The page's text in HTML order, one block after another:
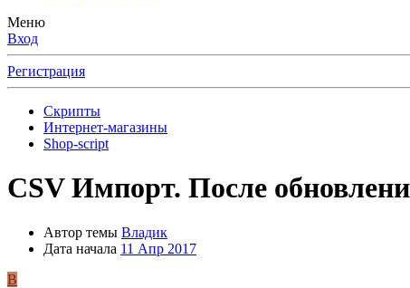
Меню
Вход
Регистрация
Скрипты
Интернет-магазины
Shop-script
CSV Импорт. После
Автор темы Владик
Дата начала 11 Апр 2017
В